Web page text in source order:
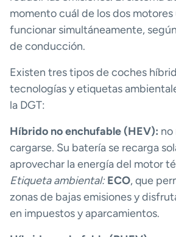
momento cuál de los dos
funcionar simultáneamente,
de conducción.
Existen tres tipos de coches
tecnologías y etiquetas
la DGT:
Híbrido no enchufable (HEV): no
cargarse. Su batería se recarga
aprovechar la energía del motor
Etiqueta ambiental: ECO, que
zonas de bajas emisiones y
en impuestos y aparcamientos.